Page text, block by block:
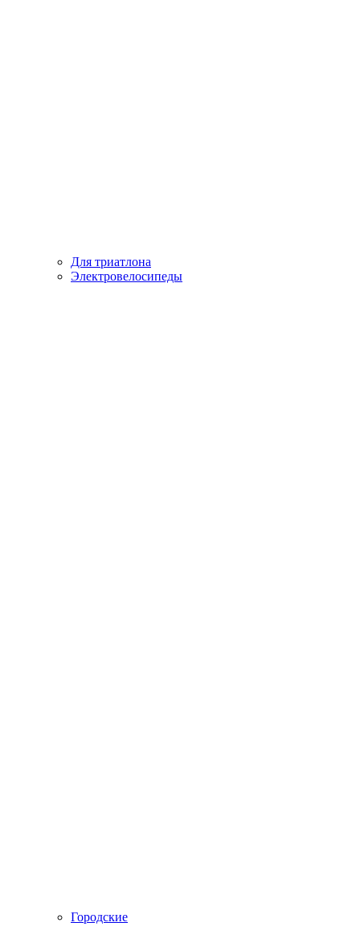
Для триатлона
Электровелосипеды
Городские